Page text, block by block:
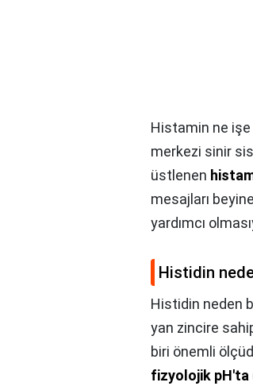
Histamin ne işe
merkezi sinir
üstlenen
mesajları
yardımcı
Histidin
Histidin neden
yan zincire
biri önemli
fizyolojik pH'ta